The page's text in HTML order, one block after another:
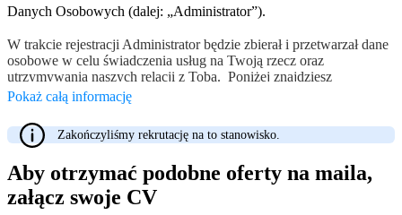
Danych Osobowych (dalej: „Administrator”).
W trakcie rejestracji Administrator będzie zbierał i przetwarzał dane
osobowe w celu świadczenia usług na Twoją rzecz oraz
utrzymywania naszych relacji z Tobą. Poniżej znajdziesz
informację o przetwarzaniu danych osobowych oraz o ochronie
prywatności wyjaśniającą sposób, w jaki zbieramy i przetwarzamy
informacje na Twój temat oraz jakie prawa posiadasz w tym
zakresie. Jeżeli masz pytania dotyczące przetwarzania przez nas
skontaktuj się z nami:
(a) wysyłając e-mail na adres:
biuro@zmid.org.pl
pocztową pod adresem: ul. Sienna 93.2, 00-815 Warszawa lub
Pokaż całą informację
Zakończyliśmy rekrutację na to stanowisko.
Aby otrzymać podobne oferty na maila,
załącz swoje CV